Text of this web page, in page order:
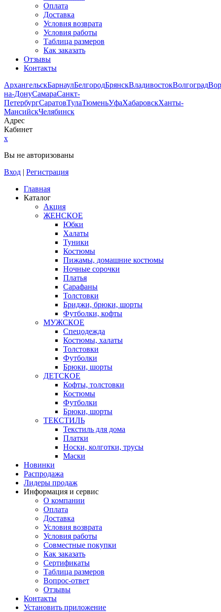
Оплата
Доставка
Условия возврата
Условия работы
Таблица размеров
Как заказать
Отзывы
Контакты
АрхангельскБарнаулБелгородБрянскВладивостокВолгоград
на-ДонуСамараСанкт-
ПетербургСаратовТулаТюменьУфаХабаровскХанты-
МансийскЧелябинск
Адрес
Кабинет
x
Вы не авторизованы
Вход | Регистрация
Главная
Каталог
Акция
ЖЕНСКОЕ
Юбки
Халаты
Туники
Костюмы
Пижамы, домашние костюмы
Ночные сорочки
Платья
Сарафаны
Толстовки
Бриджи, брюки, шорты
Футболки, кофты
МУЖСКОЕ
Спецодежда
Костюмы, халаты
Толстовки
Футболки
Брюки, шорты
ДЕТСКОЕ
Кофты, толстовки
Костюмы
Футболки
Брюки, шорты
ТЕКСТИЛЬ
Текстиль для дома
Платки
Носки, колготки, трусы
Маски
Новинки
Распродажа
Лидеры продаж
Информация и сервис
О компании
Оплата
Доставка
Условия возврата
Условия работы
Совместные покупки
Как заказать
Сертификаты
Таблица размеров
Вопрос-ответ
Отзывы
Контакты
Установить приложение